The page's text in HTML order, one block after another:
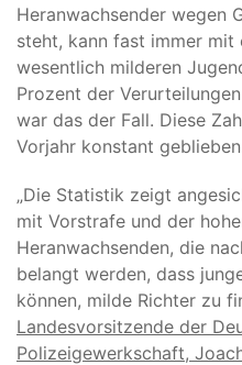
Heranwachsender wegen
steht, kann fast immer mit
wesentlich milderen
Prozent der
war das der Fall. Diese
Vorjahr konstant
„Die Statistik zeigt
mit Vorstrafe und der
Heranwachsenden, die
belangt werden, dass
können, milde Richter zu
Landesvorsitzende der
Polizeigewerkschaft,